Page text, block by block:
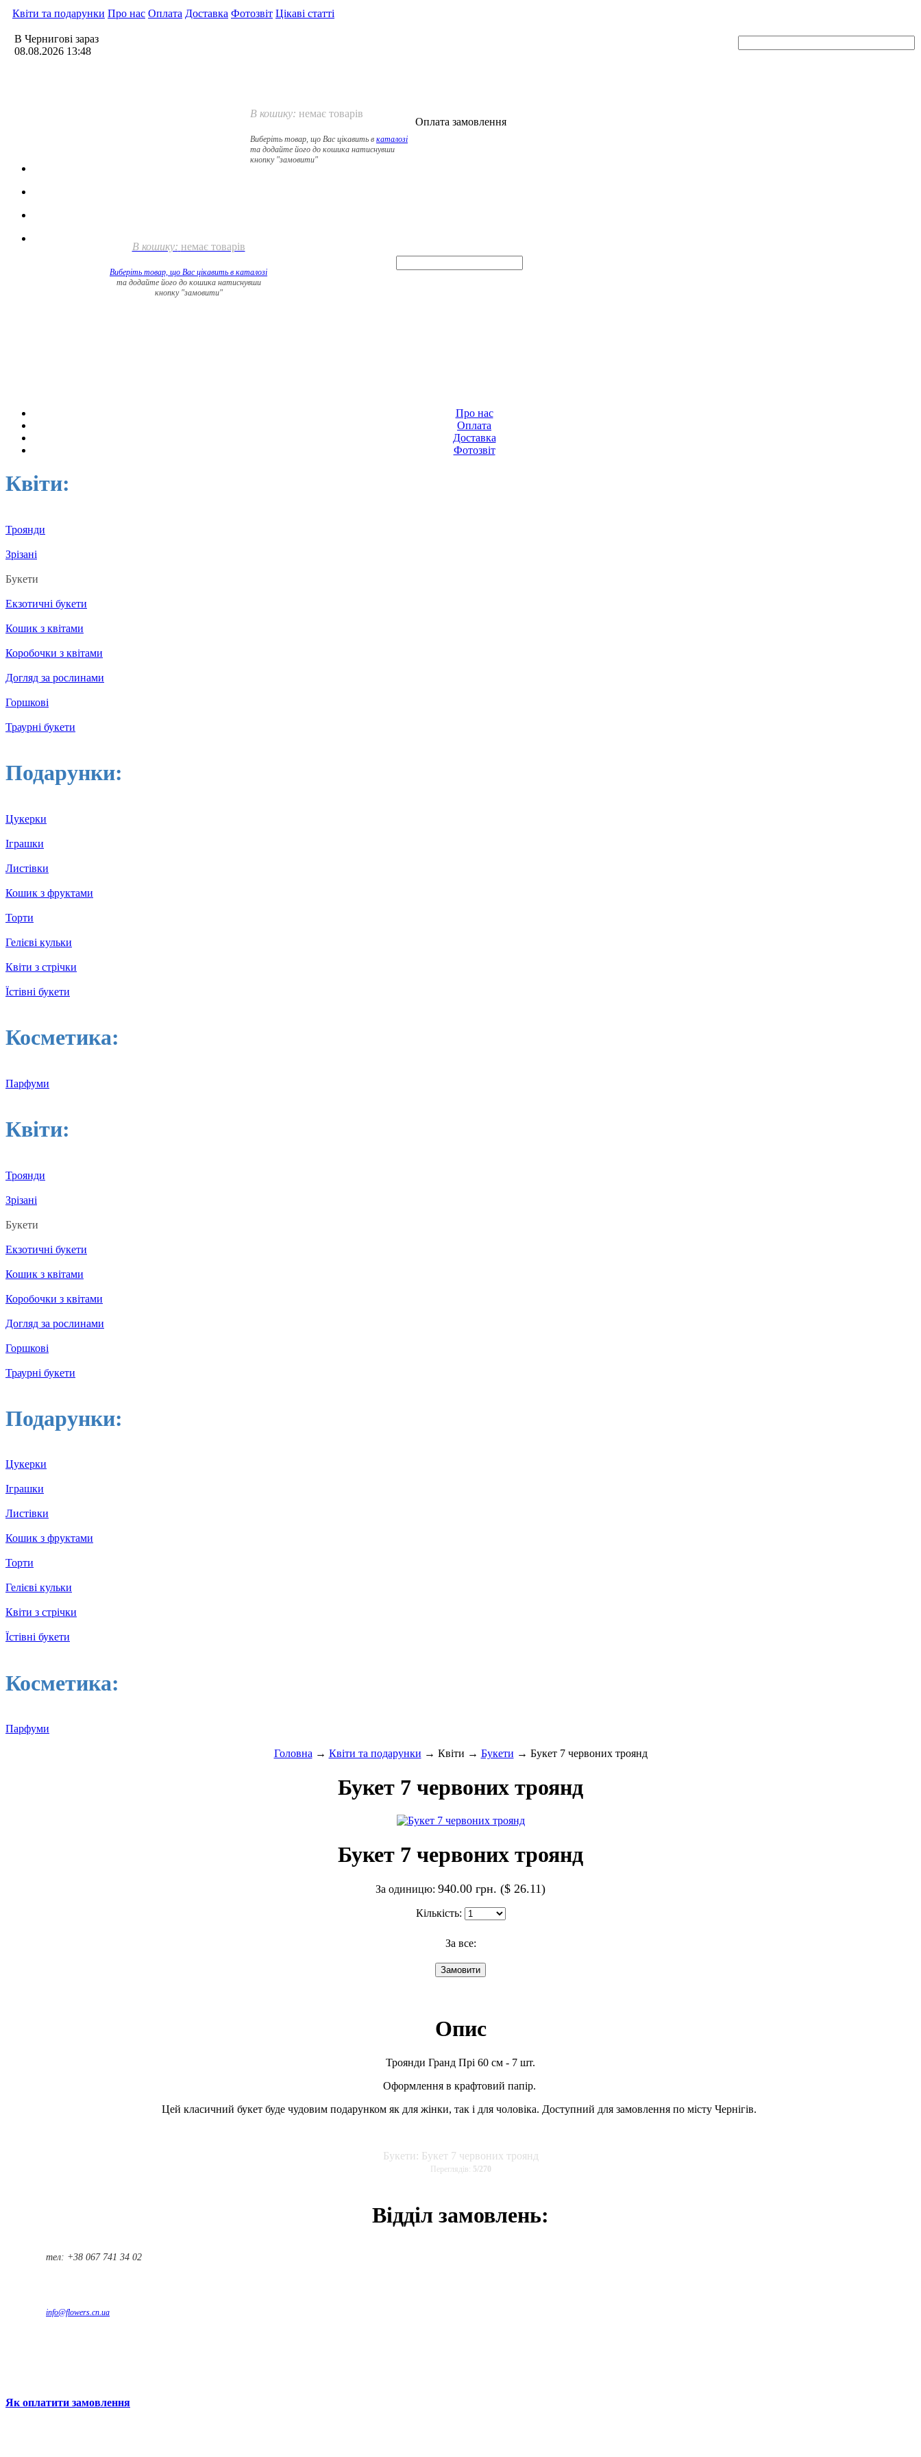
Квіти та подарунки Про нас Оплата Доставка Фотозвіт Цікаві статті
В Чернигові зараз
08.08.2026 13:48
В кошику: немає товарів
Виберіть товар, що Вас цікавить в каталозі
та додайте його до кошика натиснувши
кнопку "замовити"
Оплата замовлення
В кошику: немає товарів
Виберіть товар, що Вас цікавить в каталозі
та додайте його до кошика натиснувши
кнопку "замовити"
Про нас
Оплата
Доставка
Фотозвіт
Квіти:
Троянди
Зрізані
Букети
Екзотичні букети
Кошик з квітами
Коробочки з квітами
Догляд за рослинами
Горшкові
Траурні букети
Подарунки:
Цукерки
Іграшки
Листівки
Кошик з фруктами
Торти
Гелієві кульки
Квіти з стрічки
Їстівні букети
Косметика:
Парфуми
Квіти:
Троянди
Зрізані
Букети
Екзотичні букети
Кошик з квітами
Коробочки з квітами
Догляд за рослинами
Горшкові
Траурні букети
Подарунки:
Цукерки
Іграшки
Листівки
Кошик з фруктами
Торти
Гелієві кульки
Квіти з стрічки
Їстівні букети
Косметика:
Парфуми
Головна → Квіти та подарунки → Квіти → Букети → Букет 7 червоних троянд
Букет 7 червоних троянд
Букет 7 червоних троянд
За одиницю: 940.00 грн. ($ 26.11)
Кількість:
За все:
Опис
Троянди Гранд Прі 60 см - 7 шт.
Оформлення в крафтовий папір.
Цей класичний букет буде чудовим подарунком як для жінки, так і для чоловіка. Доступний для замовлення по місту Чернігів.
Букети: Букет 7 червоних троянд
Переглядів: 5/270
Відділ замовлень:
тел: +38 067 741 34 02
info@flowers.cn.ua
Як оплатити замовлення